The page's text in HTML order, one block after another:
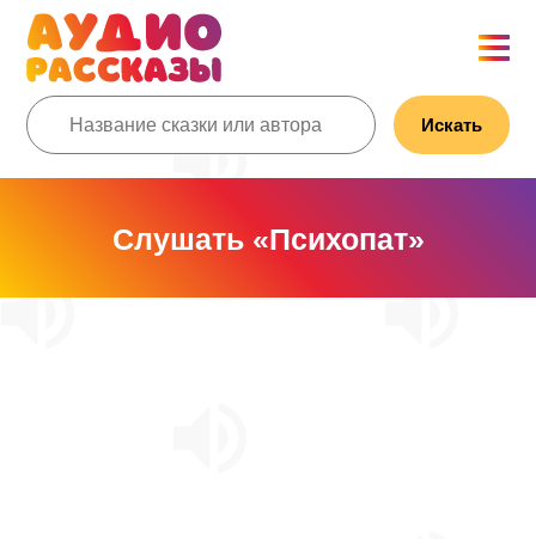
Искать
Слушать «Психопат»